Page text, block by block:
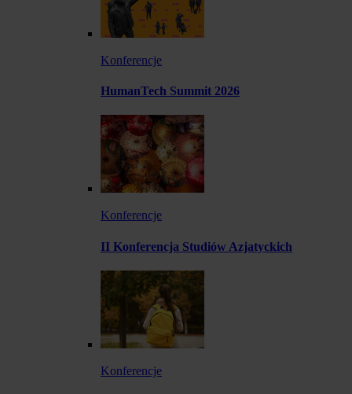
Konferencje
HumanTech Summit 2026
Konferencje
II Konferencja Studiów Azjatyckich
Konferencje